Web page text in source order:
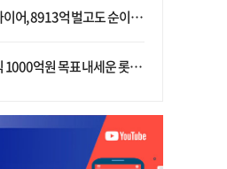
억 벌고도 순이익 2억…유럽 세부담에 이익 증발
원 목표 내세운 롯데마트…하반기 ‘오카도’ 시험대